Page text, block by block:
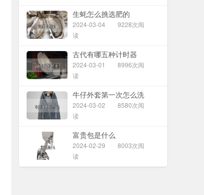
生蚝怎么挑选肥的
2024-03-04
9228次阅
读
古代有哪五种计时器
2024-03-01
8996次阅
读
牛仔外套第一次怎么洗
2024-03-02
8580次阅
读
富贵包是什么
2024-02-29
8003次阅
读